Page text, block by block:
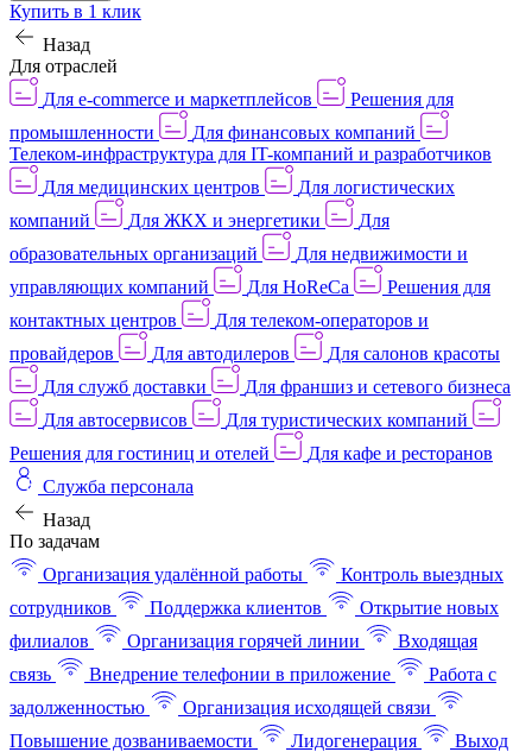
Купить в 1 клик
Назад
Для отраслей
Для e-commerce и маркетплейсов
Решения для
промышленности
Для финансовых компаний
Телеком-инфраструктура для IT-компаний и разработчиков
Для медицинских центров
Для логистических
компаний
Для ЖКХ и энергетики
Для
образовательных организаций
Для недвижимости и
управляющих компаний
Для HoReCa
Решения для
контактных центров
Для телеком-операторов и
провайдеров
Для автодилеров
Для салонов красоты
Для служб доставки
Для франшиз и сетевого бизнеса
Для автосервисов
Для туристических компаний
Решения для гостиниц и отелей
Для кафе и ресторанов
Служба персонала
Назад
По задачам
Организация удалённой работы
Контроль выездных
сотрудников
Поддержка клиентов
Открытие новых
филиалов
Организация горячей линии
Входящая
связь
Внедрение телефонии в приложение
Работа с
задолженностью
Организация исходящей связи
Повышение дозваниваемости
Лидогенерация
Выход